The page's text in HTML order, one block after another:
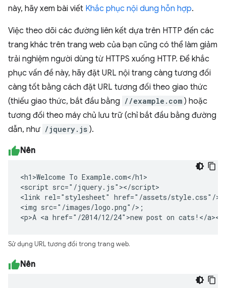
này, hãy xem bài viết Khắc phục nội dung hỗn hợp.
Việc theo dõi các đường liên kết dựa trên HTTP đến các
trang khác trên trang web của bạn cũng có thể làm giảm
trải nghiệm người dùng từ HTTPS xuống HTTP. Để khắc
phục vấn đề này, hãy đặt URL nội trang càng tương đối
càng tốt bằng cách đặt URL tương đối theo giao thức
(thiếu giao thức, bắt đầu bằng //example.com ) hoặc
tương đối theo máy chủ lưu trữ (chỉ bắt đầu bằng đường
dẫn, như /jquery.js ).
Nên
<h1>Welcome To Example.com</h1>
<script src="/jquery.js"></script>
<link rel="stylesheet" href="/assets/style.css"/>
<img src="/images/logo.png"/>;
<p>A <a href="/2014/12/24">new post on cats!</a></
Sử dụng URL tương đối trong trang web.
Nên